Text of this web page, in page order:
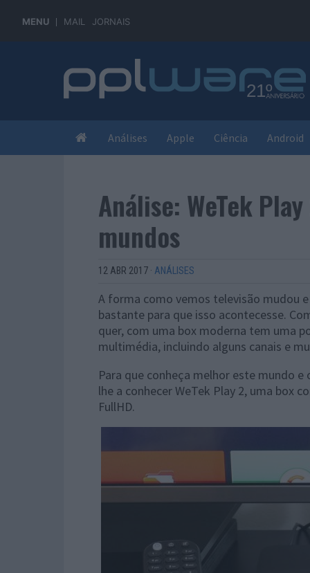
MENU MAIL JORNAIS
Análises Apple Ciência Android
Análise: WeTek
mundos
12 ABR 2017 · ANÁLISES
A forma como vemos televisão mudou
bastante para que isso acontecesse.
quer, com uma box moderna tem uma
multimédia, incluindo alguns canais e
Para que conheça melhor este mundo
lhe a conhecer WeTek Play 2, uma box
FullHD.